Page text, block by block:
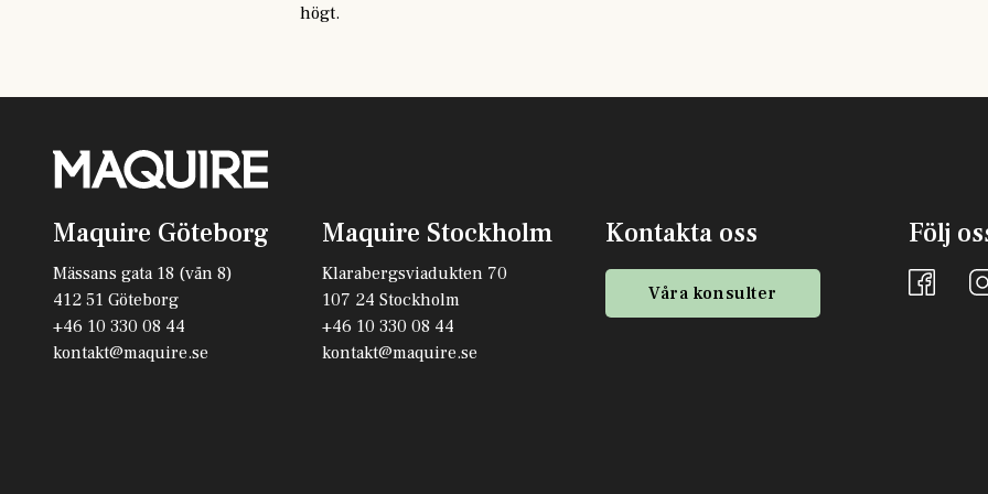
högt.
Maquire Göteborg
Mässans gata 18 (vån 8)
412 51 Göteborg
+46 10 330 08 44
kontakt@maquire.se
Maquire Stockholm
Klarabergsviadukten 70
107 24 Stockholm
+46 10 330 08 44
kontakt@maquire.se
Kontakta oss
Våra konsulter
Följ